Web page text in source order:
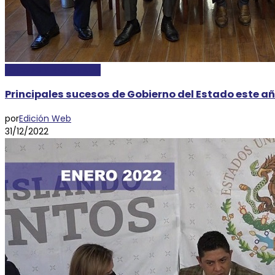
Principales sucesos de Gobierno del Estado este
porEdición Web
31/12/2022